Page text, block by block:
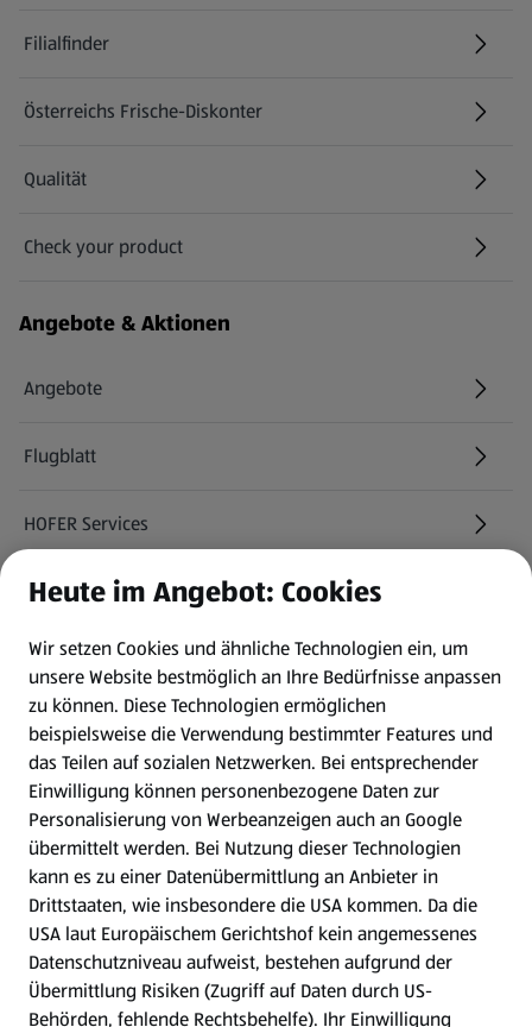
Filialfinder
Österreichs Frische-Diskonter
Qualität
Check your product
(öffnet in einem neuen Tab)
Angebote & Aktionen
Angebote
Flugblatt
HOFER Services
Newsletter
WhatsApp
Gewinnspiele
Mein HOFER. Meine Einkäufe.
Meine Meinung. Mein HOFER.
Gutscheingroßbestellung
(öffnet in einem neuen Tab)
Folge uns hier:
Heute im Angebot: Cookies
Wir setzen Cookies und ähnliche Technologien ein, um
unsere Website bestmöglich an Ihre Bedürfnisse anpassen
zu können. Diese Technologien ermöglichen
beispielsweise die Verwendung bestimmter Features und
das Teilen auf sozialen Netzwerken. Bei entsprechender
Einwilligung können personenbezogene Daten zur
Personalisierung von Werbeanzeigen auch an Google
übermittelt werden. Bei Nutzung dieser Technologien
kann es zu einer Datenübermittlung an Anbieter in
Drittstaaten, wie insbesondere die USA kommen. Da die
USA laut Europäischem Gerichtshof kein angemessenes
Datenschutzniveau aufweist, bestehen aufgrund der
Übermittlung Risiken (Zugriff auf Daten durch US-
Behörden, fehlende Rechtsbehelfe). Ihr Einwilligung